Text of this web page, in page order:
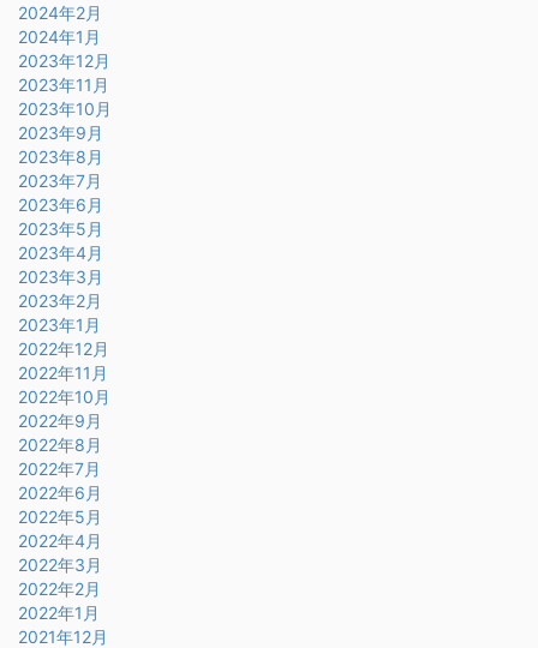
2024年2月
2024年1月
2023年12月
2023年11月
2023年10月
2023年9月
2023年8月
2023年7月
2023年6月
2023年5月
2023年4月
2023年3月
2023年2月
2023年1月
2022年12月
2022年11月
2022年10月
2022年9月
2022年8月
2022年7月
2022年6月
2022年5月
2022年4月
2022年3月
2022年2月
2022年1月
2021年12月